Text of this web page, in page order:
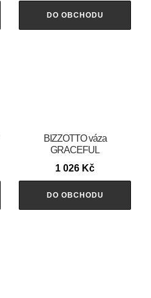
DO OBCHODU
BIZZOTTO váza
GRACEFUL
1 026 Kč
DO OBCHODU